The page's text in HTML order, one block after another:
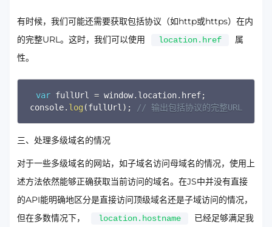
有时候，我们可能还需要获取包括协议（如http或https）在内
的完整URL。这时，我们可以使用
location.href
属
性。
var fullUrl = window. location. href;
console. log (fullUrl ) ; // 输出包括协议的完整URL
三、处理多级域名的情况
对于一些多级域名的网站，如子域名访问母域名的情况，使用上
述方法依然能够正确获取当前访问的域名。在JS中并没有直接
的API能明确地区分是直接访问顶级域名还是子域访问的情况，
但在多数情况下，
location.hostname
已经足够满足我